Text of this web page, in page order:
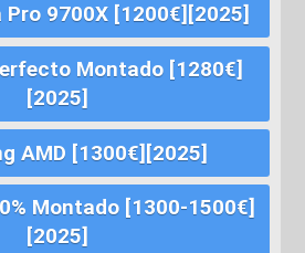
9700X [1200€][2025]
Montado [1280€]
[2025]
AMD [1300€][2025]
Montado [1300-1500€]
[2025]